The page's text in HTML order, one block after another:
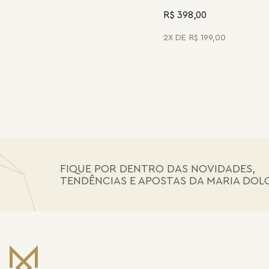
R$ 398,00
2 R$ 199,00
FIQUE POR DENTRO DAS NOVIDADES,
TENDÊNCIAS E APOSTAS DA MARIA